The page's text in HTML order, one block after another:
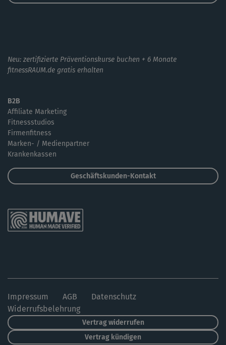
Neu: zertifizierte Präventionskurse buchen + 6 Monate
fitnessRAUM.de gratis erhalten
B2B
Affiliate Marketing
Fitnessstudios
Firmenfitness
Marken- / Medienpartner
Krankenkassen
Geschäftskunden-Kontakt
Impressum AGB
Datenschutz
Widerrufsbelehrung
Vertrag widerrufen
Vertrag kündigen